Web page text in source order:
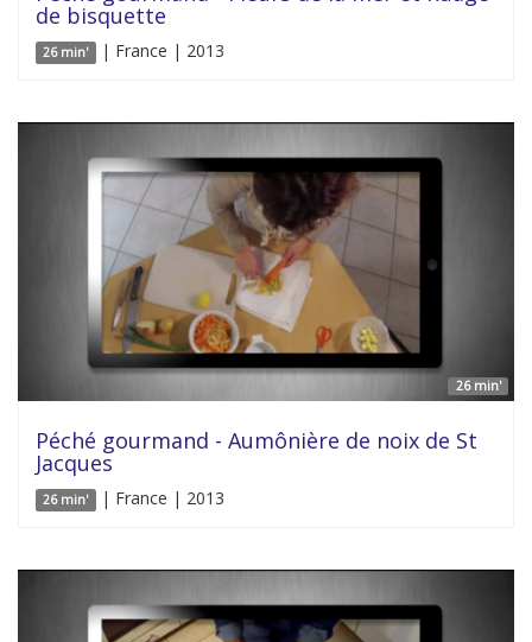
de bisquette
26 min' | France | 2013
26 min'
Péché gourmand - Aumônière de noix de St
Jacques
26 min' | France | 2013